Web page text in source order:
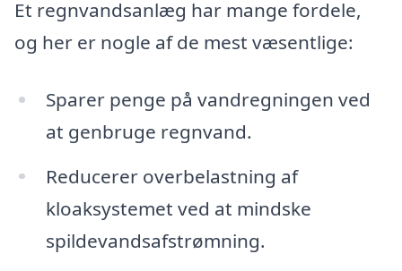
Et regnvandsanlæg har mange fordele,
og her er nogle af de mest væsentlige:
Sparer penge på vandregningen ved
at genbruge regnvand.
Reducerer overbelastning af
kloaksystemet ved at mindske
spildevandsafstrømning.